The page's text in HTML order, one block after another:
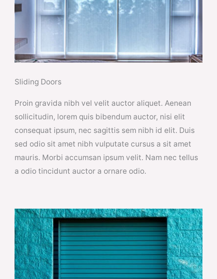
Sliding Doors
Proin gravida nibh vel velit auctor aliquet. Aenean
sollicitudin, lorem quis bibendum auctor, nisi elit
consequat ipsum, nec sagittis sem nibh id elit. Duis
sed odio sit amet nibh vulputate cursus a sit amet
mauris. Morbi accumsan ipsum velit. Nam nec tellus
a odio tincidunt auctor a ornare odio.